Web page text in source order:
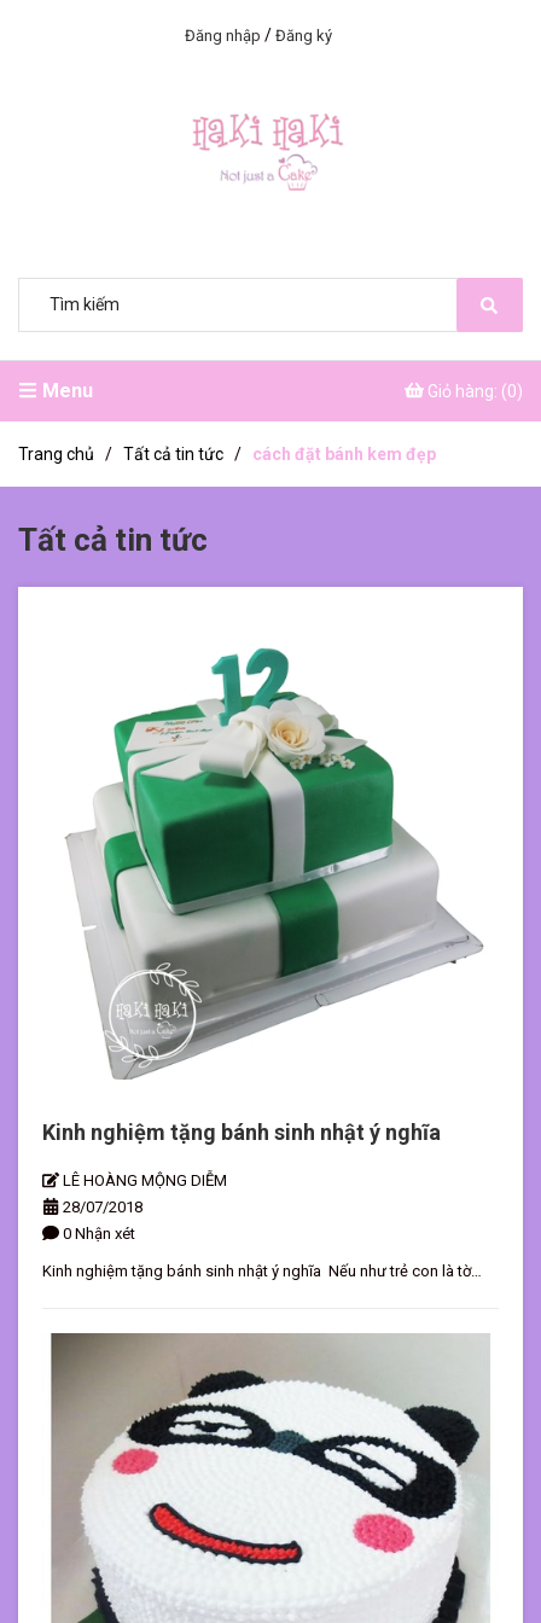
Đăng nhập / Đăng ký
Menu Giỏ hàng: (0)
Trang chủ / Tất cả tin tức / cách đặt bánh kem đẹp
Tất cả tin tức
Kinh nghiệm tặng bánh sinh nhật ý nghĩa
LÊ HOÀNG MỘNG DIỄM
28/07/2018
0 Nhận xét
Kinh nghiệm tặng bánh sinh nhật ý nghĩa Nếu như trẻ con là tờ
chúng bạn, thì với mỗi người trưởng thành họ lại thích được tặng
một chiếc bánh sinh nhật ý nghĩa hơn là hình ảnh. Hãy cùng lắng
nghe một số tâm sự của người trong cuộc xung quanh vấn đề này
thấy Cho thấy được sự quan tâm của người tặng Khi lớn lên học
đại học, ra trường, đi làm, mỗi người sẽ có những trải nghiệm mới,
mối quan hệ mới và dần hình thành những suy nghĩ, tính cách riêng
cho mình với mong muốn được xã hội nhìn nhận bản thân. Ở mỗi
giai đoạn khác nhau, họ lại có những suy nghĩ, vấn đề riêng quan
niệm, về sự quan tâm, lo lắng dành cho người xung quanh và cũng
như của người xung quanh dành cho mình. Tuy nhiên, cuộc sống